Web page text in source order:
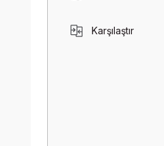
Karşılaştır